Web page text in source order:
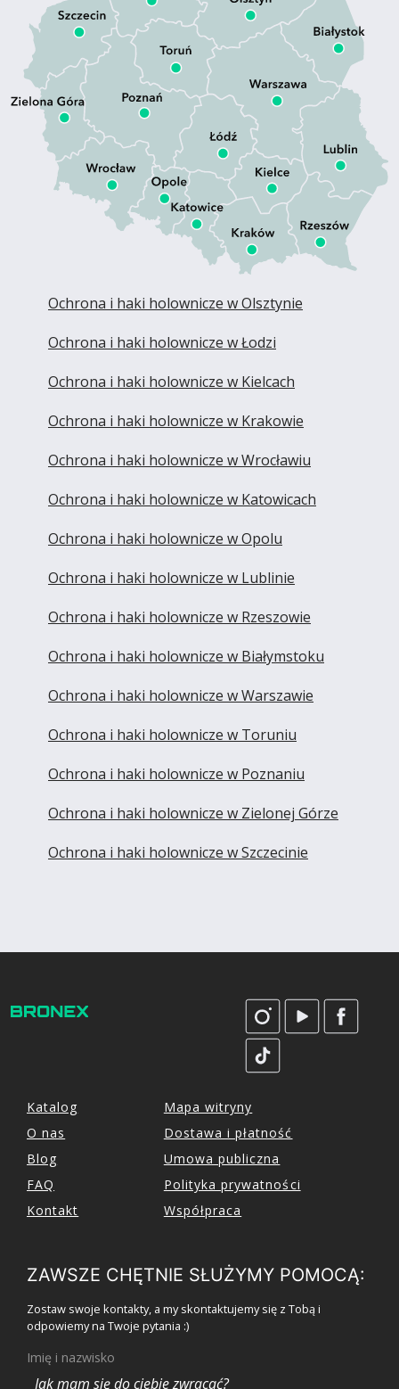
Ochrona i haki holownicze w Olsztynie
Ochrona i haki holownicze w Łodzi
Ochrona i haki holownicze w Kielcach
Ochrona i haki holownicze w Krakowie
Ochrona i haki holownicze w Wrocławiu
Ochrona i haki holownicze w Katowicach
Ochrona i haki holownicze w Opolu
Ochrona i haki holownicze w Lublinie
Ochrona i haki holownicze w Rzeszowie
Ochrona i haki holownicze w Białymstoku
Ochrona i haki holownicze w Warszawie
Ochrona i haki holownicze w Toruniu
Ochrona i haki holownicze w Poznaniu
Ochrona i haki holownicze w Zielonej Górze
Ochrona i haki holownicze w Szczecinie
Katalog
O nas
Blog
FAQ
Kontakt
Mapa witryny
Dostawa i płatność
Umowa publiczna
Polityka prywatności
Współpraca
ZAWSZE CHĘTNIE SŁUŻYMY POMOCĄ:
Zostaw swoje kontakty, a my skontaktujemy się z Tobą i
odpowiemy na Twoje pytania :)
Imię i nazwisko